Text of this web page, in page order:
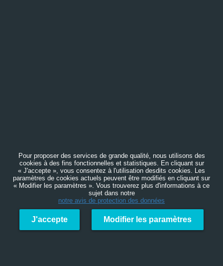
Pour proposer des services de grande qualité, nous utilisons des
cookies à des fins fonctionnelles et statistiques. En cliquant sur
« J'accepte », vous consentez à l'utilisation desdits cookies. Les
paramètres de cookies actuels peuvent être modifiés en cliquant sur
« Modifier les paramètres ». Vous trouverez plus d'informations à ce
sujet dans notre
notre avis de protection des données
J'accepte Modifier les paramètres